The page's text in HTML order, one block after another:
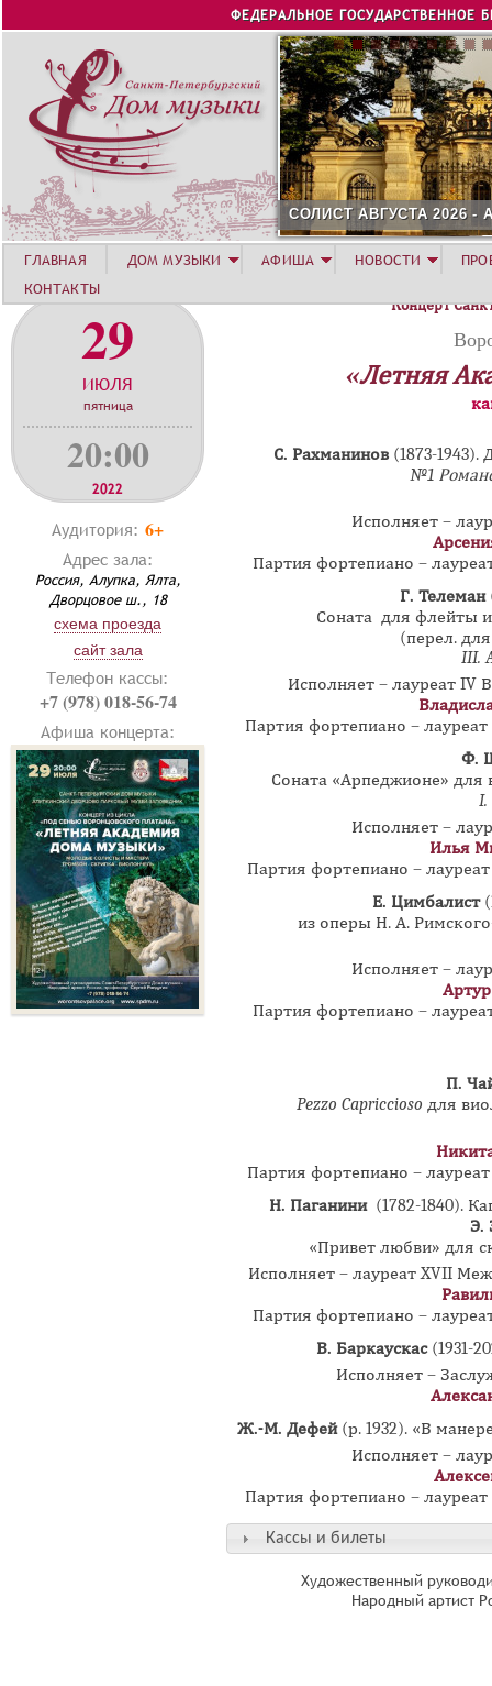
Jump to navigation
ФЕДЕРАЛЬНОЕ ГОСУДАРСТВЕННОЕ
СОЛИСТ АВГУСТА 2026 -
29
ИЮЛЯ
пятница
20:00
2022
Аудитория: 6+
Адрес зала:
Россия, Алупка, Ялта,
Дворцовое ш., 18
схема проезда
сайт зала
Телефон кассы:
+7 (978) 018-56-74
Афиша концерта:
Концерт
«Летняя
С. Рахманинов (1873-
№1
Исполняет –
Партия фортепиано –
Г. Телеман
Соната для флейты и
(перел.
III.
Исполняет – лауреат IV
Партия фортепиано –
Ф.
Соната «Арпеджионе» для
I.
Исполняет –
Илья
Партия фортепиано –
Е. Цимбалист
из оперы Н. А.
Исполняет –
Партия фортепиано –
П.
Pezzo Capriccioso для
Партия фортепиано –
Н. Паганини(1782-1840).
Э.
«Привет любви» для
Исполняет – лауреат XVII
Партия фортепиано –
В. Баркаускас(1931-
Исполняет –
Ж.-М. Дефей(р. 1932). «В
Исполняет –
Партия фортепиано –
Кассы и билеты
Художественный
Народный артист
ГЛАВНАЯ ДОМ МУЗЫКИ АФИША НОВОСТИ
КОНТАКТЫ